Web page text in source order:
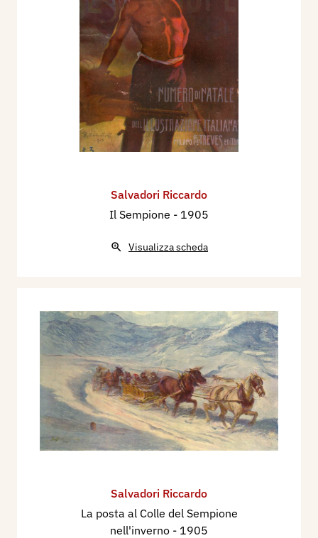
Salvadori Riccardo
Il Sempione - 1905
Visualizza scheda
Salvadori Riccardo
La posta al Colle del Sempione
nell'inverno - 1905